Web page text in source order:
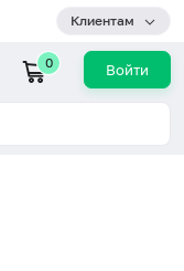
Клиентам
0 Войти